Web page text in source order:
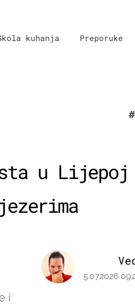
kuhanja Preporuke
u Lijepoj
i
5.07.2026